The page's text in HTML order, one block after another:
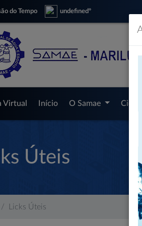
do Tempo undefinedº
Virtual Início O Samae
Úteis
Licks Úteis